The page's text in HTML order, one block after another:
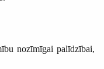
nozīmīgai palīdzībai,